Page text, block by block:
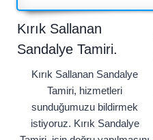
Kırık Sallanan
Sandalye Tamiri.
Kırık Sallanan Sandalye
Tamiri, hizmetleri
sunduğumuzu bildirmek
istiyoruz. Kırık Sandalye